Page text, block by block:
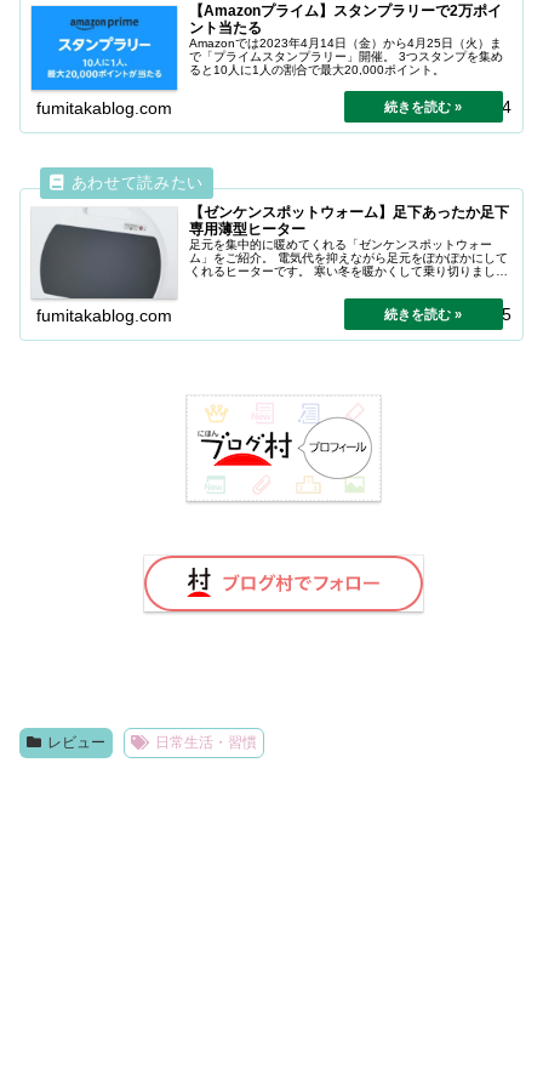
【Amazonプライム】スタンプラリーで2万ポイ
ント当たる
Amazonでは2023年4月14日（金）から4月25日（火）ま
で「プライムスタンプラリー」開催。 3つスタンプを集め
ると10人に1人の割合で最大20,000ポイント。
fumitakablog.com 2024.04.24
【ゼンケンスポットウォーム】足下あったか足下
専用薄型ヒーター
足元を集中的に暖めてくれる「ゼンケンスポットウォー
ム」をご紹介。 電気代を抑えながら足元をぽかぽかにして
くれるヒーターです。 寒い冬を暖かくして乗り切りましょ
fumitakablog.com 2023.01.05
レビュー 日常生活・習慣